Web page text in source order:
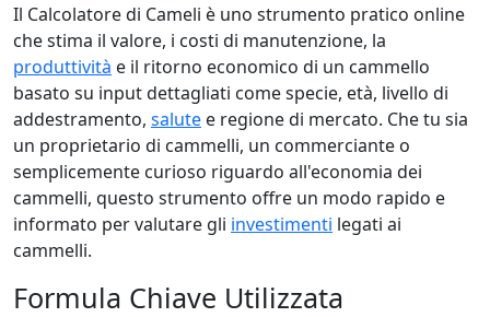
Il Calcolatore di Cameli è uno strumento pratico online
che stima il valore, i costi di manutenzione, la
produttività e il ritorno economico di un cammello
basato su input dettagliati come specie, età, livello di
addestramento, salute e regione di mercato. Che tu sia
un proprietario di cammelli, un commerciante o
semplicemente curioso riguardo all'economia dei
cammelli, questo strumento offre un modo rapido e
informato per valutare gli investimenti legati ai
cammelli.
Formula Chiave Utilizzata